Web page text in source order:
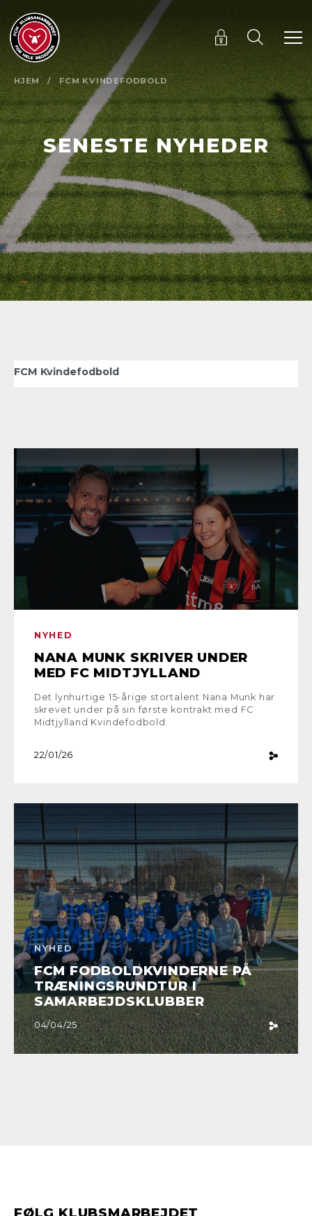
HJEM / FCM KVINDEFODBOLD
SENESTE NYHEDER
NYHED
NANA MUNK SKRIVER UNDER
MED FC MIDTJYLLAND
Det lynhurtige 15-årige stortalent Nana Munk har
skrevet under på sin første kontrakt med FC
Midtjylland Kvindefodbold.
22/01/26
NYHED
FCM FODBOLDKVINDERNE PÅ
TRÆNINGSRUNDTUR I
SAMARBEJDSKLUBBER
04/04/25